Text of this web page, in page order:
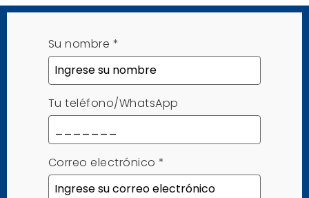
Su nombre *
Tu teléfono/WhatsApp
Correo electrónico *